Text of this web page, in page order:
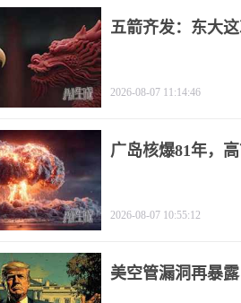
五箭齐发：东大
2026-08-07 11:14:46
广岛核爆81年，
2026-08-07 10:55:12
美空管漏洞再暴